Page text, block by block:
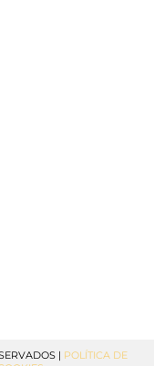
| POLÍTICA DE